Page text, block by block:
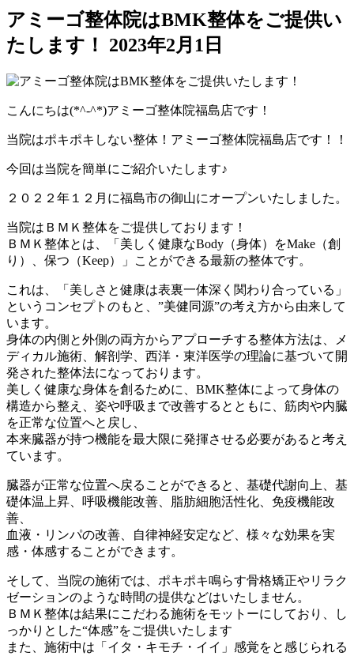
アミーゴ整体院はBMK整体をご提供い
たします！
2023年2月1日
こんにちは(*^-^*)アミーゴ整体院福島店です！
当院はポキポキしない整体！アミーゴ整体院福島店です！！
今回は当院を簡単にご紹介いたします♪
２０２２年１２月に福島市の御山にオープンいたしました。
当院はＢＭＫ整体をご提供しております！
ＢＭＫ整体とは、「美しく健康なBody（身体）をMake（創
り）、保つ（Keep）」ことができる最新の整体です。
これは、「美しさと健康は表裏一体深く関わり合っている」
というコンセプトのもと、”美健同源”の考え方から由来して
います。
身体の内側と外側の両方からアプローチする整体方法は、メ
ディカル施術、解剖学、西洋・東洋医学の理論に基づいて開
発された整体法になっております。
美しく健康な身体を創るために、BMK整体によって身体の
構造から整え、姿や呼吸まで改善するとともに、筋肉や内臓
を正常な位置へと戻し、
本来臓器が持つ機能を最大限に発揮させる必要があると考え
ています。
臓器が正常な位置へ戻ることができると、基礎代謝向上、基
礎体温上昇、呼吸機能改善、脂肪細胞活性化、免疫機能改
善、
血液・リンパの改善、自律神経安定など、様々な効果を実
感・体感することができます。
そして、当院の施術では、ポキポキ鳴らす骨格矯正やリラク
ゼーションのような時間の提供などはいたしません。
ＢＭＫ整体は結果にこだわる施術をモットーにしており、し
っかりとした“体感”をご提供いたします
また、施術中は「イタ・キモチ・イイ」感覚をと感じられる